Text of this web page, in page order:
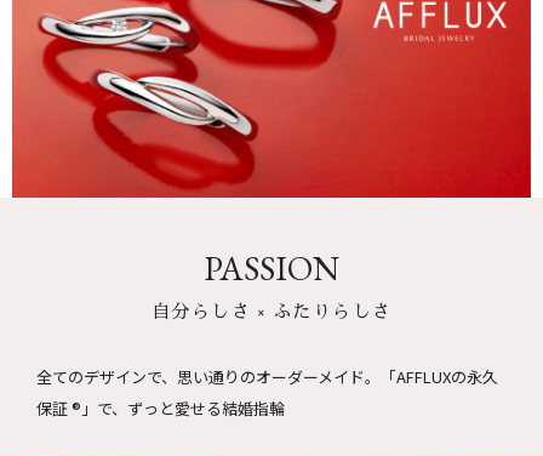
PASSION
自分らしさ × ふたりらしさ
全てのデザインで、思い通りのオーダーメイド。
「AFFLUXの永久
保証 ®」で、ずっと愛せる結婚指輪